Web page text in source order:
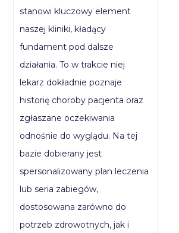
stanowi kluczowy element
naszej kliniki, kładący
fundament pod dalsze
działania. To w trakcie niej
lekarz dokładnie poznaje
historię choroby pacjenta oraz
zgłaszane oczekiwania
odnośnie do wyglądu. Na tej
bazie dobierany jest
spersonalizowany plan leczenia
lub seria zabiegów,
dostosowana zarówno do
potrzeb zdrowotnych, jak i